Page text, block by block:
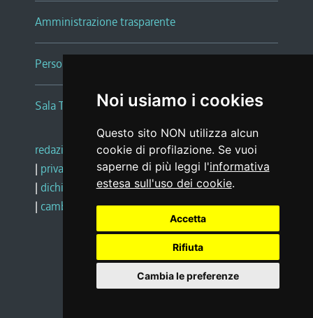
Noi usiamo i cookies
Questo sito NON utilizza alcun
cookie di profilazione. Se vuoi
saperne di più leggi l'informativa
estesa sull'uso dei cookie.
Accetta
Rifiuta
Cambia le preferenze
Amministrazione trasparente
Persone e Uffici
Sala Tiziano Tessitori
redazione web |note legali |glossario
| privacy
social media policy
| dichiarazione di accessibilità |feedback
| cambio preferenze cookie
Realizzato da